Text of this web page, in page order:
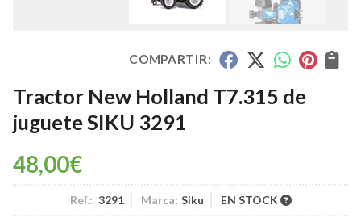
COMPARTIR:
Tractor New Holland T7.315 de
juguete SIKU 3291
48,00€
Ref.: 3291 Marca: Siku EN STOCK